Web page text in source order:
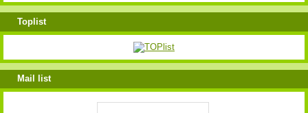
Toplist
Mail list